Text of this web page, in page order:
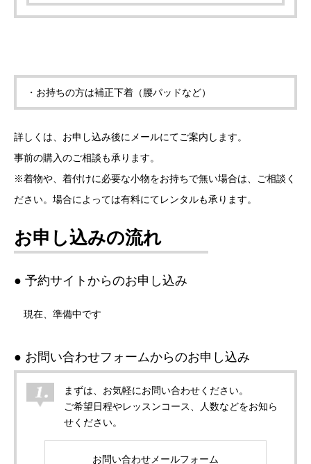
・お持ちの方は補正下着（腰パッドなど）
詳しくは、お申し込み後にメールにてご案内します。
事前の購入のご相談も承ります。
※着物や、着付けに必要な小物をお持ちで無い場合は、ご相談く
ださい。場合によっては有料にてレンタルも承ります。
お申し込みの流れ
● 予約サイトからのお申し込み
現在、準備中です
● お問い合わせフォームからのお申し込み
まずは、お気軽にお問い合わせください。
ご希望日程やレッスンコース、人数などをお知ら
せください。
お問い合わせメールフォーム